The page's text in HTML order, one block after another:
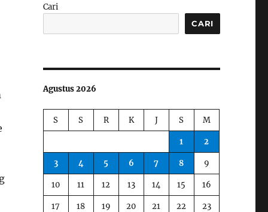
Cari
CARI
Agustus 2026
S S R K J S M
1 2
3 4 5 6 7 8 9
10 11 12 13 14 15 16
17 18 19 20 21 22 23